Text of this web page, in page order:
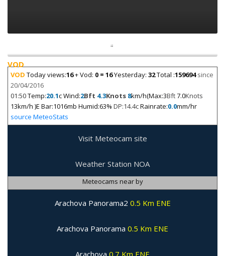
VOD
VOD Today views:16+ Vod: 0 = 16Yesterday: 32Total :159694since
20/04/2016
01:50Temp:20.1c Wind:2Bft 4.3Knots 8km/h(Max:3Bft7.0Knots
13km/h )E Bar:1016mb Humid:63% DP:14.4cRainrate:0.0mm/hr
source MeteoStats
Visit Meteocam site
Weather Station NOA
Meteocams near by
Arachova Panorama2 0.5 Km ENE
Arachova Panorama 0.5 Km ENE